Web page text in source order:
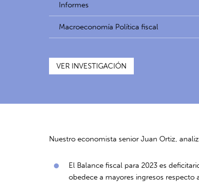
Informes
Macroeconomía Política fiscal
VER INVESTIGACIÓN
Nuestro economista senior Juan Ortiz,
El Balance fiscal para 2023 es
obedece a mayores ingresos respecto